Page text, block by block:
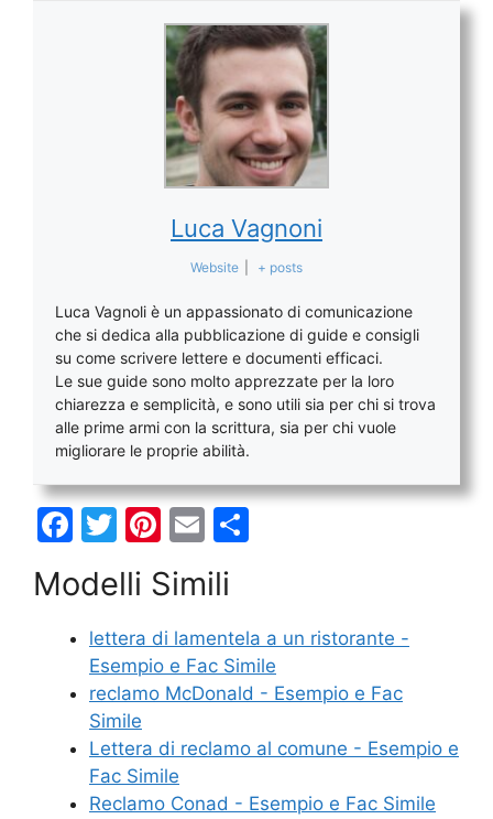
Luca Vagnoni
Website + posts
Luca Vagnoli è un appassionato di comunicazione
che si dedica alla pubblicazione di guide e consigli
su come scrivere lettere e documenti efficaci.
Le sue guide sono molto apprezzate per la loro
chiarezza e semplicità, e sono utili sia per chi si trova
alle prime armi con la scrittura, sia per chi vuole
migliorare le proprie abilità.
F
c
e
b
o
o
k
T
w
itt
er
Pi
nt
er
e
st
E
m
ai
l
di
vi
di
Modelli Simili
lettera di lamentela a un ristorante -
Esempio e Fac Simile
reclamo McDonald - Esempio e Fac
Simile
Lettera di reclamo al comune - Esempio e
Fac Simile
Reclamo Conad - Esempio e Fac Simile